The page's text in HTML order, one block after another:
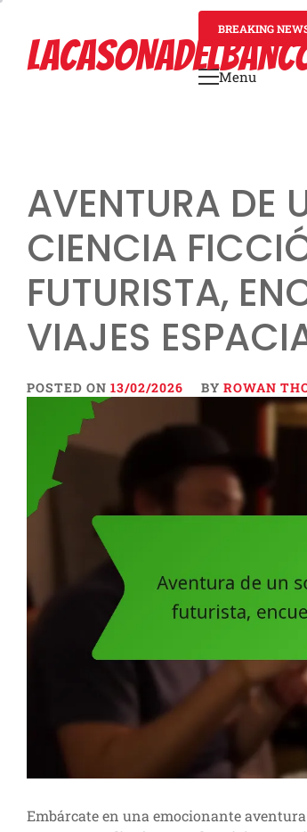
content
BREAKING
Primary
Menu
AVENTURA DE
CIENCIA
FUTURISTA,
VIAJES
POSTED ON 13/02/2026 BY ROWAN
Embárcate en una emocionante